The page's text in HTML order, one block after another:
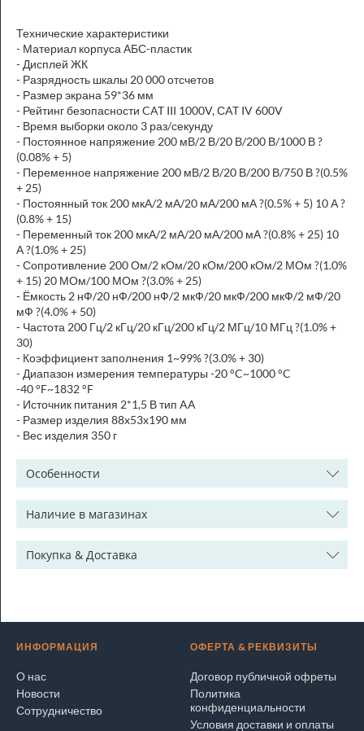
Технические характеристики
- Материал корпуса АБС-пластик
- Дисплей ЖК
- Разрядность шкалы 20 000 отсчетов
- Размер экрана 59*36 мм
- Рейтинг безопасности CAT III 1000V, СAT IV 600V
- Время выборки около 3 раз/секунду
- Постоянное напряжение 200 мВ/2 В/20 В/200 В/1000 В ?
(0.08% + 5)
- Переменное напряжение 200 мВ/2 В/20 В/200 В/750 В ?(0.5%
+ 25)
- Постоянный ток 200 мкА/2 мА/20 мА/200 мА ?(0.5% + 5) 10 А ?
(0.8% + 15)
- Переменный ток 200 мкА/2 мА/20 мА/200 мА ?(0.8% + 25) 10
А ?(1.0% + 25)
- Сопротивление 200 Ом/2 кОм/20 кОм/200 кОм/2 МОм ?(1.0%
+ 15) 20 МОм/100 МОм ?(3.0% + 25)
- Ёмкость 2 нФ/20 нФ/200 нФ/2 мкФ/20 мкФ/200 мкФ/2 мФ/20
мФ ?(4.0% + 50)
- Частота 200 Гц/2 кГц/20 кГц/200 кГц/2 МГц/10 МГц ?(1.0% +
30)
- Коэффициент заполнения 1~99% ?(3.0% + 30)
- Диапазон измерения температуры -20 °C~1000 °C
-40 °F~1832 °F
- Источник питания 2*1,5 В тип AA
- Размер изделия 88x53x190 мм
- Вес изделия 350 г
Особенности
Наличие в магазинах
Покупка & Доставка
ИНФОРМАЦИЯ
О нас
Новости
Сотрудничество
ОФЕРТА & РЕКВИЗИТЫ
Договор публичной офреты
Политика
конфиденциальности
Условия доставки и оплаты